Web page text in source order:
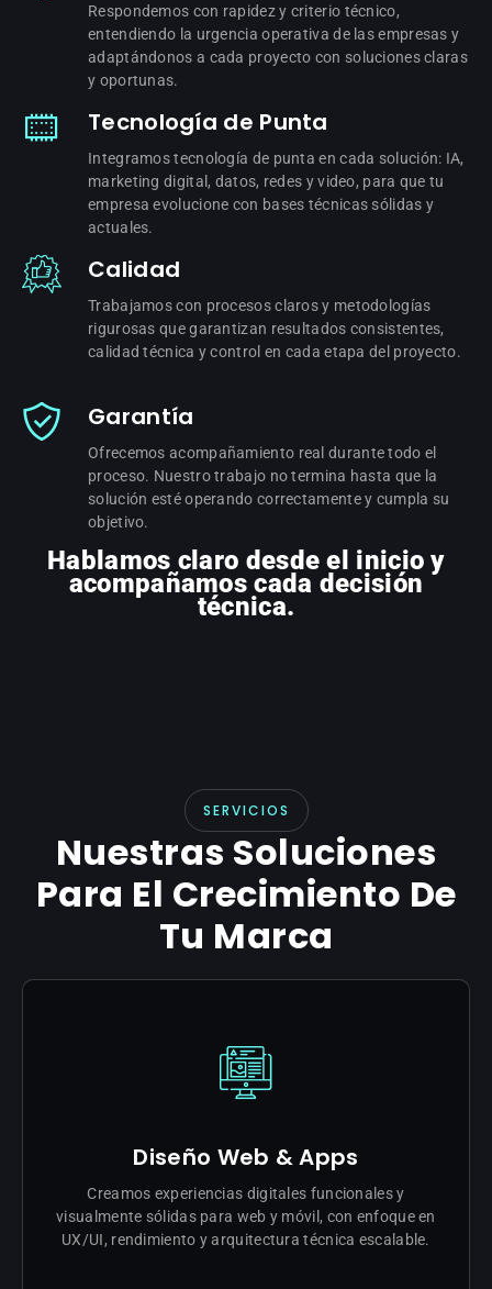
Respondemos con rapidez y criterio técnico,
entendiendo la urgencia operativa de las empresas y
adaptándonos a cada proyecto con soluciones claras
y oportunas.
Tecnología de Punta
Integramos tecnología de punta en cada solución: IA,
marketing digital, datos, redes y video, para que tu
empresa evolucione con bases técnicas sólidas y
actuales.
Calidad
Trabajamos con procesos claros y metodologías
rigurosas que garantizan resultados consistentes,
calidad técnica y control en cada etapa del proyecto.
Garantía
Ofrecemos acompañamiento real durante todo el
proceso. Nuestro trabajo no termina hasta que la
solución esté operando correctamente y cumpla su
objetivo.
Hablamos claro desde el inicio y
acompañamos cada decisión
técnica.
SERVICIOS
Nuestras Soluciones
Para El Crecimiento De
Tu Marca
Diseño Web & Apps
Creamos experiencias digitales funcionales y
visualmente sólidas para web y móvil, con enfoque en
UX/UI, rendimiento y arquitectura técnica escalable.